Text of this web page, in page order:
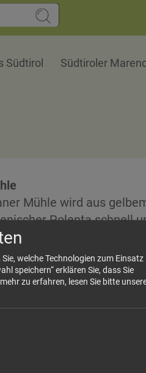
Südtirol Südtiroler
Mühle wird aus
Polenta schnell
Käse sowie
für die alpine und
welche Technologien zum Einsatz
speichern“ erklären Sie, dass Sie
zu erfahren, lesen Sie bitte